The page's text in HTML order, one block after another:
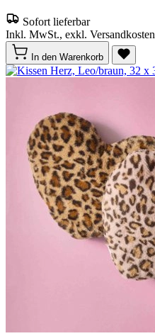
Sofort lieferbar
Inkl. MwSt., exkl. Versandkosten
In den Warenkorb